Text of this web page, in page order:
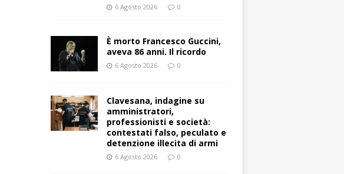
6 Agosto 2026 0
È morto Francesco Guccini,
aveva 86 anni. Il ricordo
6 Agosto 2026 0
Clavesana, indagine su
amministratori,
professionisti e società:
contestati falso, peculato e
detenzione illecita di armi
6 Agosto 2026 0